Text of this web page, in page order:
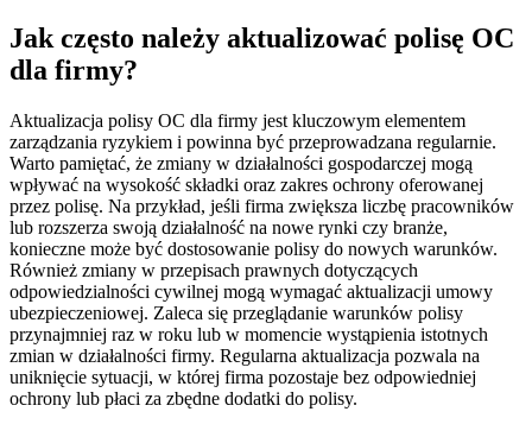
Jak często należy aktualizować polisę OC
dla firmy?
Aktualizacja polisy OC dla firmy jest kluczowym elementem
zarządzania ryzykiem i powinna być przeprowadzana regularnie.
Warto pamiętać, że zmiany w działalności gospodarczej mogą
wpływać na wysokość składki oraz zakres ochrony oferowanej
przez polisę. Na przykład, jeśli firma zwiększa liczbę pracowników
lub rozszerza swoją działalność na nowe rynki czy branże,
konieczne może być dostosowanie polisy do nowych warunków.
Również zmiany w przepisach prawnych dotyczących
odpowiedzialności cywilnej mogą wymagać aktualizacji umowy
ubezpieczeniowej. Zaleca się przeglądanie warunków polisy
przynajmniej raz w roku lub w momencie wystąpienia istotnych
zmian w działalności firmy. Regularna aktualizacja pozwala na
uniknięcie sytuacji, w której firma pozostaje bez odpowiedniej
ochrony lub płaci za zbędne dodatki do polisy.